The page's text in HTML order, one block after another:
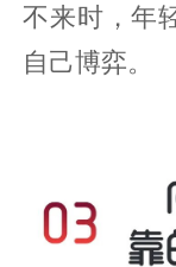
不来时，年
自己博弈。